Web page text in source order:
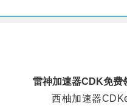
雷神加速器CDK免费
西柚加速器CDKey